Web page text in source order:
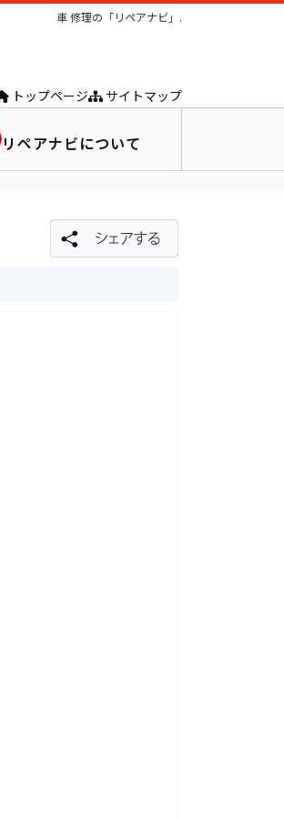
車 修理の「リペアナビ」.
トップページ サイトマップ
リペアナビについて